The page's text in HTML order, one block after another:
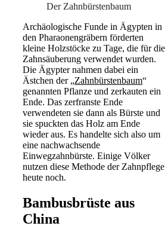
Der Zahnbürstenbaum
Archäologische Funde in Ägypten in
den Pharaonengräbern förderten
kleine Holzstöcke zu Tage, die für die
Zahnsäuberung verwendet wurden.
Die Ägypter nahmen dabei ein
Ästchen der „Zahnbürstenbaum“
genannten Pflanze und zerkauten ein
Ende. Das zerfranste Ende
verwendeten sie dann als Bürste und
sie spuckten das Holz am Ende
wieder aus. Es handelte sich also um
eine nachwachsende
Einwegzahnbürste. Einige Völker
nutzen diese Methode der Zahnpflege
heute noch.
Bambusbrüste aus
China